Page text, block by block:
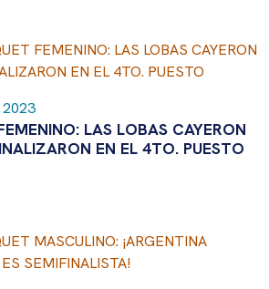
LAS LOBAS CAYERON
EN EL 4TO. PUESTO